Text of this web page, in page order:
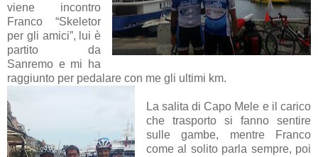
viene incontro
Franco “Skeletor
per gli amici”, lui è
partito da
Sanremo e mi ha
raggiunto per pedalare con me gli ultimi km.
La salita di Capo Mele e il carico
che trasporto si fanno sentire
sulle gambe, mentre Franco
come al solito parla sempre, poi